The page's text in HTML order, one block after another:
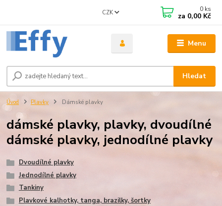
Menu
CZK
Hledat
0 ks
za 0,00 Kč
Úvod Plavky Dámské plavky
dámské plavky, plavky, dvoudílné
dámské plavky, jednodílné plavky
Dvoudílné plavky
Jednodílné plavky
Tankiny
Plavkové kalhotky, tanga, brazilky, šortky